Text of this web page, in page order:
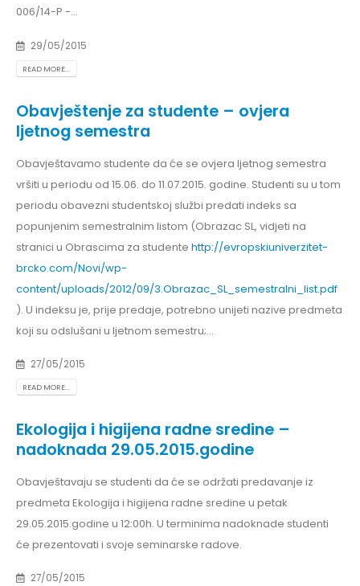
006/14-P -...
29/05/2015
READ MORE...
Obavještenje za studente – ovjera
ljetnog semestra
Obavještavamo studente da će se ovjera ljetnog semestra
vršiti u periodu od 15.06. do 11.07.2015. godine. Studenti su u tom
periodu obavezni studentskoj službi predati indeks sa
popunjenim semestralnim listom (Obrazac SL, vidjeti na
stranici u Obrascima za studente http://evropskiuniverzitet-
brcko.com/Novi/wp-
content/uploads/2012/09/3.Obrazac_SL_semestralni_list.pdf
). U indeksu je, prije predaje, potrebno unijeti nazive predmeta
koji su odslušani u ljetnom semestru;...
27/05/2015
READ MORE...
Ekologija i higijena radne sredine –
nadoknada 29.05.2015.godine
Obavještavaju se studenti da će se održati predavanje iz
predmeta Ekologija i higijena radne sredine u petak
29.05.2015.godine u 12:00h. U terminima nadoknade studenti
će prezentovati i svoje seminarske radove.
27/05/2015